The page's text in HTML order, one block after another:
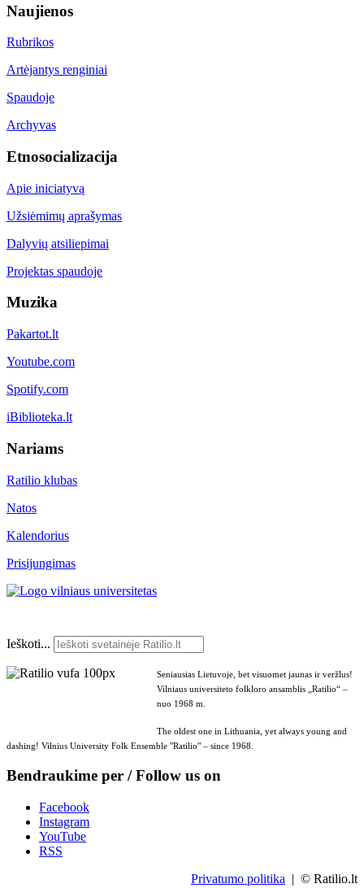
Naujienos
Rubrikos
Artėjantys renginiai
Spaudoje
Archyvas
Etnosocializacija
Apie iniciatyvą
Užsiėmimų aprašymas
Dalyvių atsiliepimai
Projektas spaudoje
Muzika
Pakartot.lt
Youtube.com
Spotify.com
iBiblioteka.lt
Nariams
Ratilio klubas
Natos
Kalendorius
Prisijungimas
Ieškoti...
Seniausias Lietuvoje, bet visuomet jaunas ir veržlus!
Vilniaus universiteto folkloro ansamblis „Ratilio“ –
nuo 1968 m.
The oldest one in Lithuania, yet always young and
dashing! Vilnius University Folk Ensemble "Ratilio" – since 1968.
Bendraukime per / Follow us on
Facebook
Instagram
YouTube
RSS
Privatumo politika | © Ratilio.lt